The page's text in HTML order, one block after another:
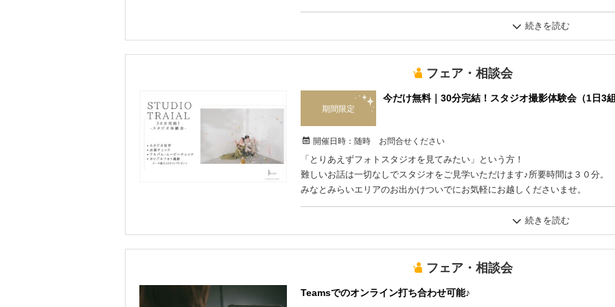
1.和装掛け替え“無料”
2.男性ヘアメイク“無料”
4.ドレス1着追加“無料”
6.土日祝日料金“無料”
7.家族写真オプション“無料”
ご来店ご予約はお気軽にお問い合わせください。
『結婚式は恥ずかしいけど、、娘の晴れ着は見たい…』
『子供の門出を盛大に祝ってあげたい』
そんな方に特別プランを設けました
《ご成約特典※先着3組様※》
・お台紙2冊プレゼント(2Lサイズ)
《会食先ご案内》
当スタジオの提携先の会食プランをご案内致します♪
撮影が終わった後も皆様の特別な一日をお手伝い出来ます
スタジオ近くのホテルに特別優待致します。
フェア・相談会
期間限定
今だけ無料｜30分完結！スタジオ撮影体験会（1日3
開催日時： 随時 お問合せください
「とりあえずフォトスタジオを見てみたい」という方！
難しいお話は一切なしでスタジオをご見学いただけます♪所要時間は３０分。
みなとみらいエリアのお出かけついでにお気軽にお越しくださいませ。
・スタジオ店内ご見学
・カップルフォト（撮影時間１０分）
・日替わりお衣装チェック！
フェア・相談会
Teamsでのオンライン打ち合わせ可能♪